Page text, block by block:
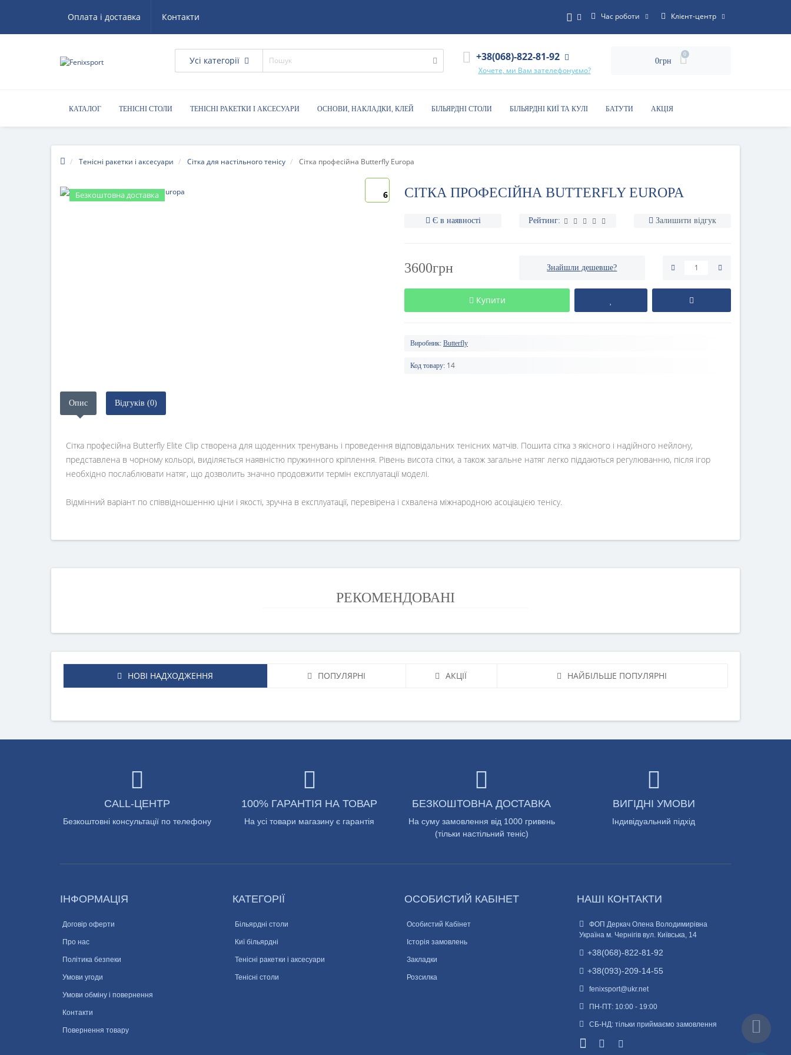
Оплата і доставка Контакти Час роботи Клієнт-центр
Усі категорії +38(068)-822-81-92
Хочете, ми Вам зателефонуємо?
0грн
0
КАТАЛОГ ТЕНІСНІ СТОЛИ ТЕНІСНІ РАКЕТКИ І АКСЕСУАРИ ОСНОВИ, НАКЛАДКИ, КЛЕЙ БІЛЬЯРДНІ СТОЛИ БІЛЬЯРДНІ КИЇ ТА КУЛІ БАТУТИ АКЦІЯ
КОРИСНІ ПОРАДИ
Тенісні ракетки і аксесуари Сітка для настільного тенісу Сітка професійна Butterfly Europa
Безкоштовна доставка 6 СІТКА ПРОФЕСІЙНА BUTTERFLY EUROPA
Є в наявності Рейтинг: Залишити відгук
3600грн Знайшли дешевше?
Купити
Виробник: Butterfly
Код товару: 14
Опис Відгуків (0)
Сітка професійна Butterfly Elite Clip створена для щоденних тренувань і проведення відповідальних тенісних матчів. Пошита сітка з якісного і надійного нейлону,
представлена ​​в чорному кольорі, виділяється наявністю пружинного кріплення. Рівень висота сітки, а також загальне натяг легко піддаються регулюванню, після ігор
необхідно послаблювати натяг, що дозволить значно продовжити термін експлуатації моделі.
Відмінний варіант по співвідношенню ціни і якості, зручна в експлуатації, перевірена і схвалена міжнародною асоціацією тенісу.
РЕКОМЕНДОВАНІ
НОВІ НАДХОДЖЕННЯ ПОПУЛЯРНІ АКЦІЇ НАЙБІЛЬШЕ ПОПУЛЯРНІ
CALL-ЦЕНТР
Безкоштовні консультації по телефону
100% ГАРАНТІЯ НА ТОВАР
На усі товари магазину є гарантія
БЕЗКОШТОВНА ДОСТАВКА
На суму замовлення від 1000 гривень
(тільки настільний теніс)
ВИГІДНІ УМОВИ
Індивідуальний підхід
ІНФОРМАЦІЯ
Договір оферти
Про нас
Політика безпеки
Умови угоди
Умови обміну і повернення
Контакти
Повернення товару
КАТЕГОРІЇ
Більярдні столи
Киї більярдні
Тенісні ракетки і аксесуари
Тенісні столи
ОСОБИСТИЙ КАБІНЕТ
Особистий Кабінет
Історія замовлень
Закладки
Розсилка
НАШІ КОНТАКТИ
ФОП Деркач Олена Володимирівна
Україна м. Чернігів вул. Київська, 14
+38(068)-822-81-92
+38(093)-209-14-55
fenixsport@ukr.net
ПН-ПТ: 10:00 - 19:00
СБ-НД: тільки приймаємо замовлення